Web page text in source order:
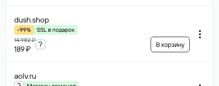
dush.shop
-99%
SSL в подарок
14 982 ₽
189 ₽
? В корзину
aolv.ru